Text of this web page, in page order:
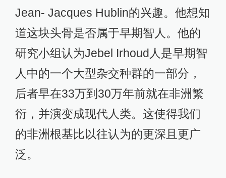
Jean- Jacques Hublin的兴趣。他想知
道这块头骨是否属于早期智人。他的
研究小组认为Jebel Irhoud人是早期智
人中的一个大型杂交种群的一部分，
后者早在33万到30万年前就在非洲繁
衍，并演变成现代人类。这使得我们
的非洲根基比以往认为的更深且更广
泛。